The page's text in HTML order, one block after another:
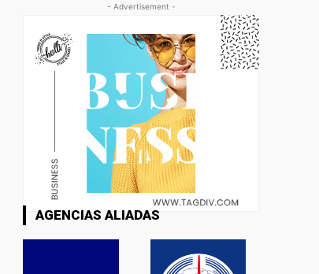
- Advertisement -
AGENCIAS ALIADAS